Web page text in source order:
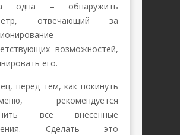
одна – обнаружить
отвечающий за
возможностей,
его.
перед тем, как покинуть
меню, рекомендуется
все внесенные
Сделать это